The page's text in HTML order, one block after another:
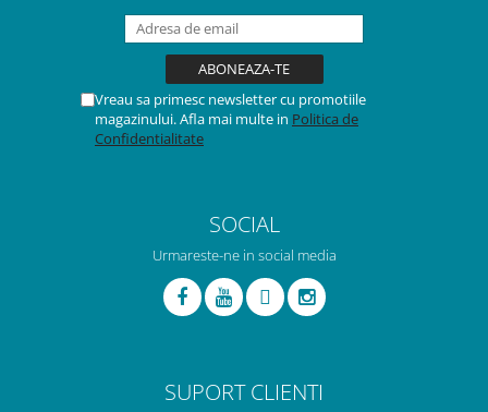
Vreau sa primesc newsletter cu promotiile
magazinului. Afla mai multe in Politica de
Confidentialitate
SOCIAL
Urmareste-ne in social media
SUPORT CLIENTI